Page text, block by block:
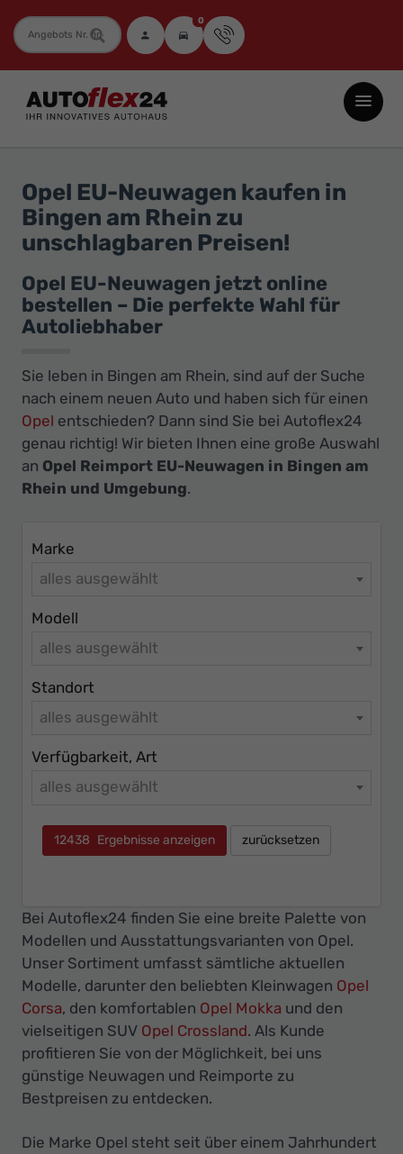
Fahrzeugnummer 0
Autoflex24
GmbH
Neuwagen
Jahreswagen
und
Gebrauchtwagen
zu
Top-
-
Ihr
Innovatives
Autohaus
Opel EU-Neuwagen kaufen in
Bingen am Rhein zu
unschlagbaren Preisen!
Opel EU-Neuwagen jetzt online
bestellen – Die perfekte Wahl für
Autoliebhaber
Sie leben in Bingen am Rhein, sind auf der Suche
nach einem neuen Auto und haben sich für einen
Opel entschieden? Dann sind Sie bei Autoflex24
genau richtig! Wir bieten Ihnen eine große Auswahl
an Opel Reimport EU-Neuwagen in Bingen am
Rhein und Umgebung.
Marke
alles ausgewählt
Modell
alles ausgewählt
Standort
alles ausgewählt
Verfügbarkeit, Art
alles ausgewählt
12438 Ergebnisse anzeigen zurücksetzen
Bei Autoflex24 finden Sie eine breite Palette von
Modellen und Ausstattungsvarianten von Opel.
Unser Sortiment umfasst sämtliche aktuellen
Modelle, darunter den beliebten Kleinwagen Opel
Corsa, den komfortablen Opel Mokka und den
vielseitigen SUV Opel Crossland. Als Kunde
profitieren Sie von der Möglichkeit, bei uns
günstige Neuwagen und Reimporte zu
Bestpreisen zu entdecken.
Die Marke Opel steht seit über einem Jahrhundert